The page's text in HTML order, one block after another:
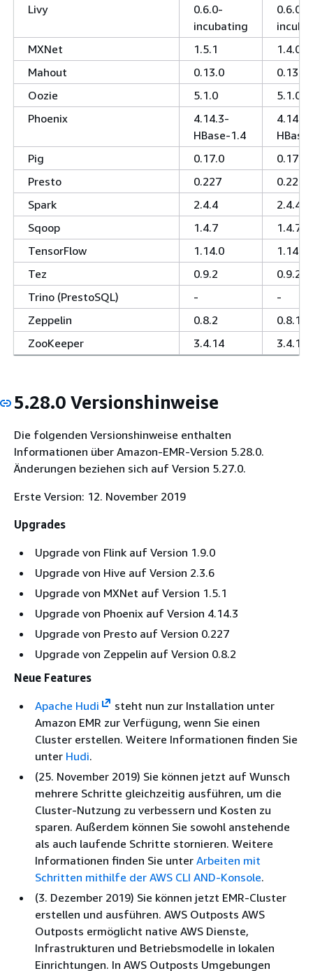
Livy
0.6.0-
incubating
0.6.0-
MXNet
1.5.1
1.4.0
Mahout
0.13.0
0.13.0
Oozie
5.1.0
5.1.0
Phoenix
4.14.3-
HBase-1.4
4.14.2-
Pig
0.17.0
0.17.0
Presto
0.227
0.224
Spark
2.4.4
2.4.4
Sqoop
1.4.7
1.4.7
TensorFlow
1.14.0
1.14.0
Tez
0.9.2
0.9.2
Trino (PrestoSQL)
-
-
Zeppelin
0.8.2
0.8.1
ZooKeeper
3.4.14 3.4.14
5.28.0 Versionshinweise
Die folgenden Versionshinweise enthalten
Informationen über Amazon-EMR-Version 5.28.0.
Änderungen beziehen sich auf Version 5.27.0.
Erste Version: 12. November 2019
Upgrades
Upgrade von Flink auf Version 1.9.0
Upgrade von Hive auf Version 2.3.6
Upgrade von MXNet auf Version 1.5.1
Upgrade von Phoenix auf Version 4.14.3
Upgrade von Presto auf Version 0.227
Upgrade von Zeppelin auf Version 0.8.2
Neue Features
Apache Hudi
steht nun zur Installation unter
Amazon EMR zur Verfügung, wenn Sie einen
Cluster erstellen. Weitere Informationen finden Sie
unter Hudi.
(25. November 2019) Sie können jetzt auf Wunsch
mehrere Schritte gleichzeitig ausführen, um die
Cluster-Nutzung zu verbessern und Kosten zu
sparen. Außerdem können Sie sowohl anstehende
als auch laufende Schritte stornieren. Weitere
Informationen finden Sie unter Arbeiten mit
Schritten mithilfe der AWS CLI AND-Konsole.
(3. Dezember 2019) Sie können jetzt EMR-Cluster
erstellen und ausführen. AWS Outposts AWS
Outposts ermöglicht native AWS Dienste,
Infrastrukturen und Betriebsmodelle in lokalen
Einrichtungen. In AWS Outposts Umgebungen